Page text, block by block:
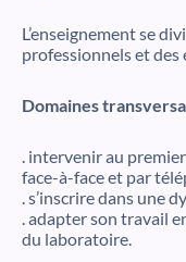
L’enseignement se
professionnels et
Domaines
. intervenir au
face-à-face et par
. s’inscrire dans une
. adapter son travail
du laboratoire.